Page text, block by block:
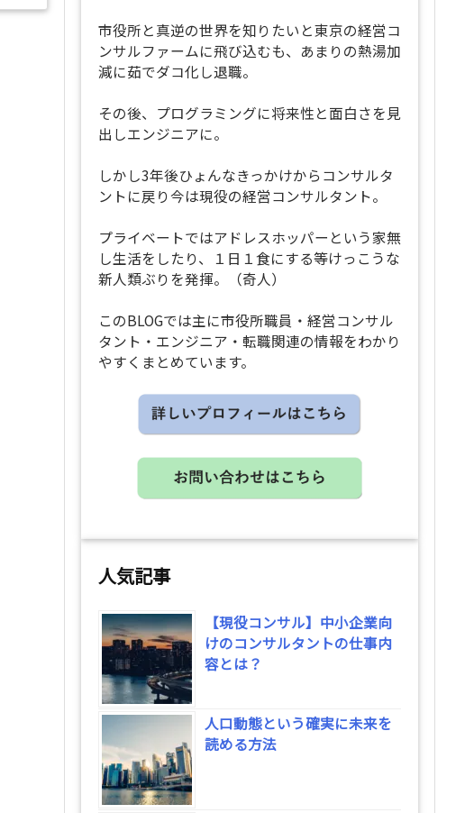
市役所と真逆の世界を知りたいと東京の経営コ
ンサルファームに飛び込むも、あまりの熱湯加
減に茹でダコ化し退職。
その後、プログラミングに将来性と面白さを見
出しエンジニアに。
しかし3年後ひょんなきっかけからコンサルタ
ントに戻り今は現役の経営コンサルタント。
プライベートではアドレスホッパーという家無
し生活をしたり、１日１食にする等けっこうな
新人類ぶりを発揮。（奇人）
このBLOGでは主に市役所職員・経営コンサル
タント・エンジニア・転職関連の情報をわかり
やすくまとめています。
人気記事
【現役コンサル】中小企業向
けのコンサルタントの仕事内
容とは？
人口動態という確実に未来を
読める方法